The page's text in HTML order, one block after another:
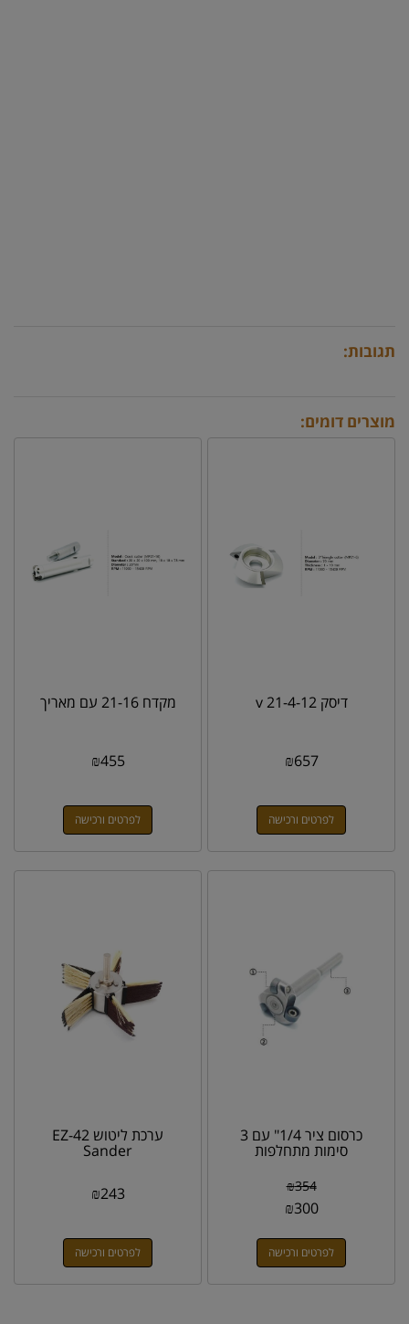
תגובות:
מוצרים דומים:
דיסק v 21-4-12
₪657
לפרטים ורכישה
מקדח 21-16 עם מאריך
₪455
לפרטים ורכישה
כרסום ציר 1/4" עם 3
סימות מתחלפות
₪354
₪300
לפרטים ורכישה
ערכת ליטוש 42-EZ
Sander
₪243
לפרטים ורכישה